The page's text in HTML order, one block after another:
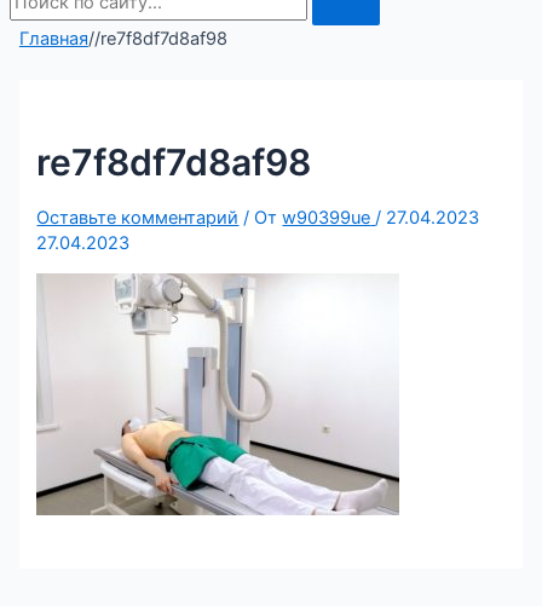
Главная//re7f8df7d8af98
re7f8df7d8af98
Оставьте комментарий / От w90399ue / 27.04.2023
27.04.2023